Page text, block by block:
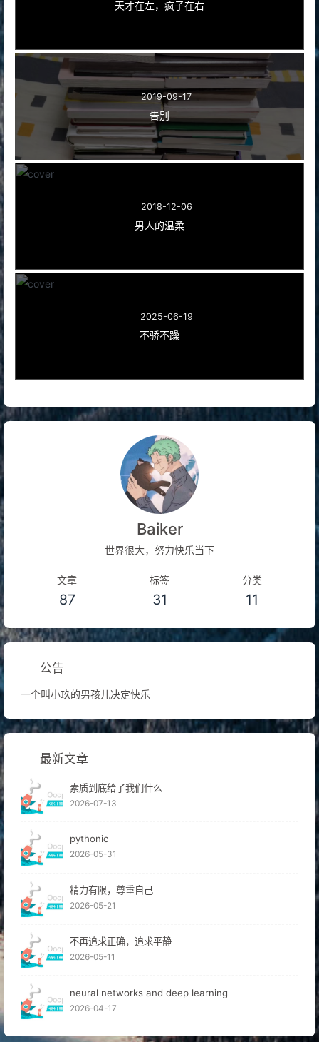
天才在左，疯子在右
2019-09-17
告别
2018-12-06
男人的温柔
2025-06-19
不骄不躁
Baiker
世界很大，努力快乐当下
文章
87
标签
31
分类
11
公告
一个叫小玖的男孩儿决定快乐
最新文章
素质到底给了我们什么
2026-07-13
pythonic
2026-05-31
精力有限，尊重自己
2026-05-21
不再追求正确，追求平静
2026-05-11
neural networks and deep learning
2026-04-17